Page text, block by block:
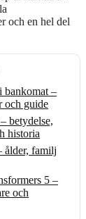
och en hel del
bankomat –
och guide
betydelse,
historia
ålder, familj
5 –
och